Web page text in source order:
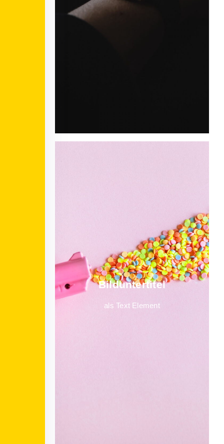
Bild­unter­titel
als Text Element